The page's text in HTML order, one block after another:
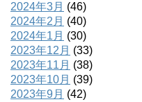
2024年3月 (46)
2024年2月 (40)
2024年1月 (30)
2023年12月 (33)
2023年11月 (38)
2023年10月 (39)
2023年9月 (42)